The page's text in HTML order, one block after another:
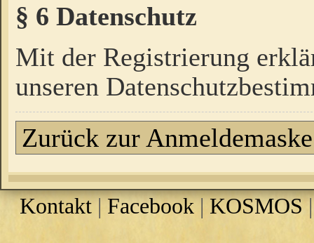
§ 6 Datenschutz
Mit der Registrierung
unseren
Zurück zur Anmeldemaske
Kontakt|Facebook|KOSMOS